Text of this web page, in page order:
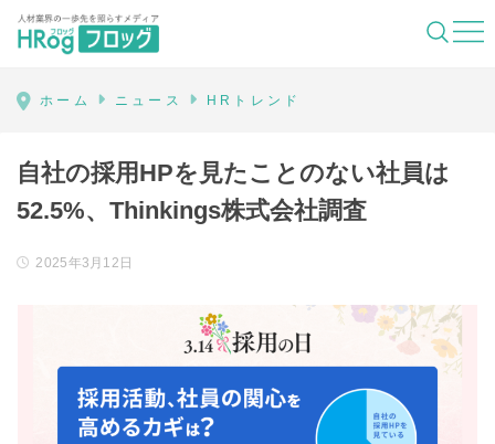
HRog | 人材業界の一歩先を照らすメディ
ホーム ニュース HRトレンド
自社の採用HPを見たことのない社員は
52.5%、Thinkings株式会社調査
2025年3月12日